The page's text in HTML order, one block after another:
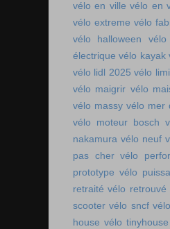
vélo en ville vélo en
vélo extreme vélo
vélo halloween
vélo
électrique vélo kayak
vélo lidl 2025 vélo
vélo maigrir vélo
vélo massy vélo mer
vélo moteur bosch
nakamura vélo neuf
pas cher vélo
prototype vélo
retraité vélo retrouvé
scooter vélo sncf
house vélo tinyhouse